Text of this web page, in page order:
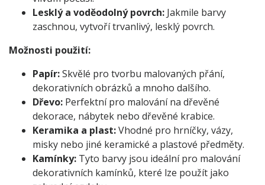
Lesklý a voděodolný povrch: Jakmile barvy
zaschnou, vytvoří trvanlivý, lesklý povrch.
Možnosti použití:
Papír:Skvělé pro tvorbu malovaných přání,
dekorativních obrázků a mnoho dalšího.
Dřevo: Perfektní pro malování na dřevěné
dekorace, nábytek nebo dřevěné krabice.
Keramika a plast:Vhodné pro hrníčky, vázy,
misky nebo jiné keramické a plastové předměty.
Kamínky: Tyto barvy jsou ideální pro malování
dekorativních kamínků, které lze použít jako